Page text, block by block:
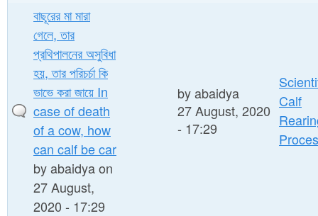
বাছূরের মা মারা
গেলে, তার
প্রথিপালনের অসুবিধা
হয়, তার পরিচর্চা কি
ভাভে করা জায়ে In
case of death
of a cow, how
can calf be car
byabaidyaon
27 August,
2020 - 17:29
byabaidya
27 August, 2020
- 17:29
Calf